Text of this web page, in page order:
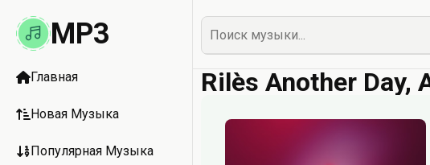
MP3
Главная
Новая Музыка
Популярная Музыка
Rilès Another Day,